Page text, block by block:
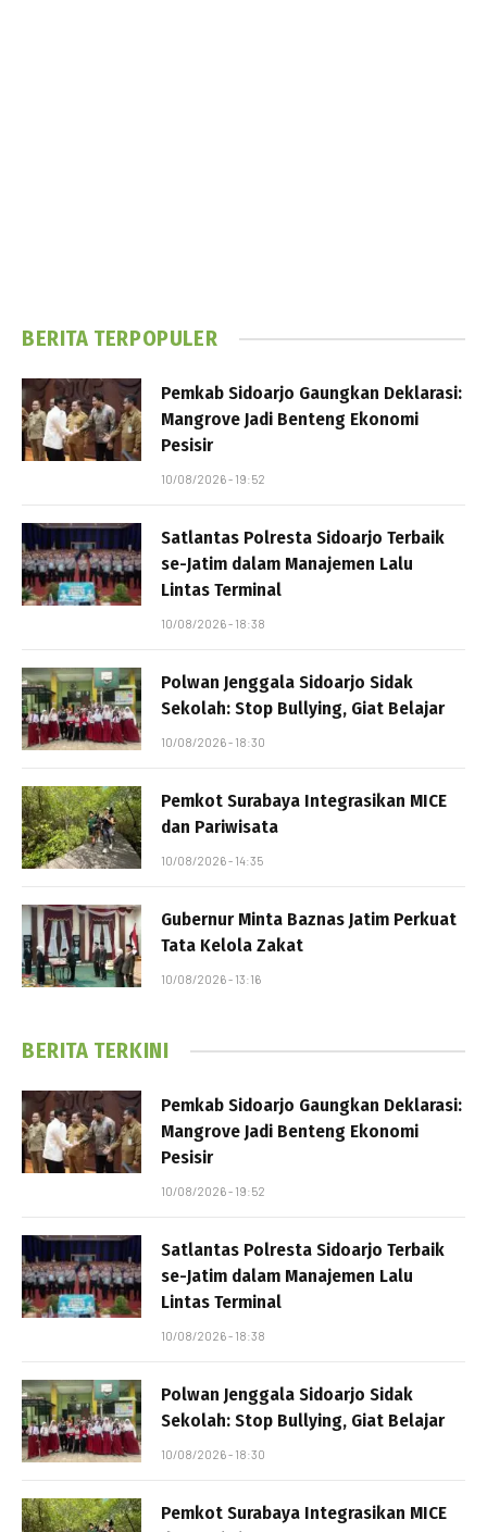
BERITA TERPOPULER
Pemkab Sidoarjo Gaungkan Deklarasi:
Mangrove Jadi Benteng Ekonomi
Pesisir
10/08/2026 - 19:52
Satlantas Polresta Sidoarjo Terbaik
se-Jatim dalam Manajemen Lalu
Lintas Terminal
10/08/2026 - 18:38
Polwan Jenggala Sidoarjo Sidak
Sekolah: Stop Bullying, Giat Belajar
10/08/2026 - 18:30
Pemkot Surabaya Integrasikan MICE
dan Pariwisata
10/08/2026 - 14:35
Gubernur Minta Baznas Jatim Perkuat
Tata Kelola Zakat
10/08/2026 - 13:16
BERITA TERKINI
Pemkab Sidoarjo Gaungkan Deklarasi:
Mangrove Jadi Benteng Ekonomi
Pesisir
10/08/2026 - 19:52
Satlantas Polresta Sidoarjo Terbaik
se-Jatim dalam Manajemen Lalu
Lintas Terminal
10/08/2026 - 18:38
Polwan Jenggala Sidoarjo Sidak
Sekolah: Stop Bullying, Giat Belajar
10/08/2026 - 18:30
Pemkot Surabaya Integrasikan MICE